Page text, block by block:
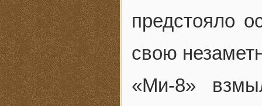
предстояло
свою
«Ми-8»